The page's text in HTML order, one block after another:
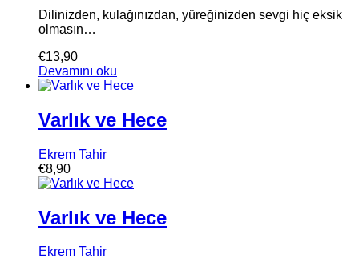
Dilinizden, kulağınızdan, yüreğinizden sevgi hiç eksik
olmasın…
€13,90
Devamını oku
Varlık ve Hece
Ekrem Tahir
€8,90
Varlık ve Hece
Ekrem Tahir